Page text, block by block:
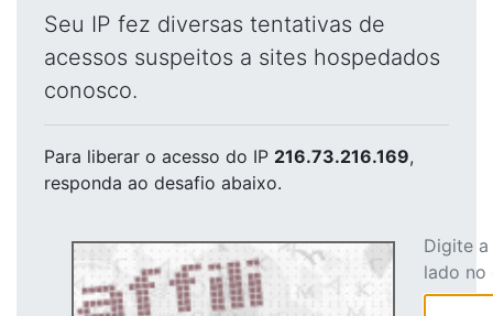
Seu IP fez diversas tentativas de
acessos suspeitos a sites hospedados
conosco.
Para liberar o acesso do IP 216.73.216.169,
responda ao desafio abaixo.
Digite
lado no